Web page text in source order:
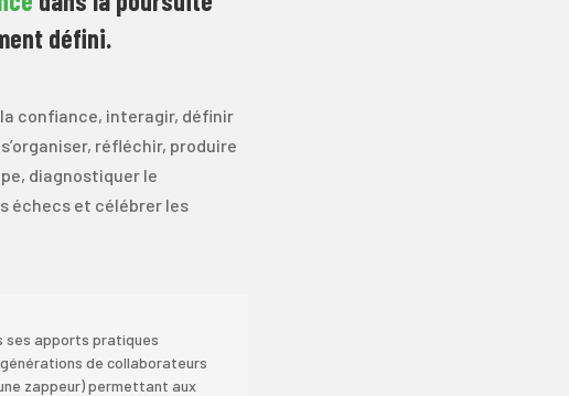
défini.
confiance, interagir, définir
réfléchir, produire
diagnostiquer le
échecs et célébrer les
ses apports pratiques
de collaborateurs
zappeur) permettant aux